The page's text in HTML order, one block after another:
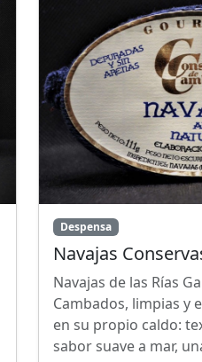
Despensa
Navajas
Navajas de las Rías
Cambados, limpias y
en su propio caldo:
sabor suave a mar,